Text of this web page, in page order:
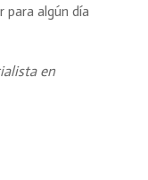
algún día
en